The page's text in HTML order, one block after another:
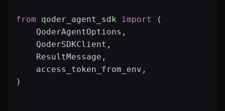
from qoder_agent_sdk import
(
    QoderAgentOptions,
    QoderSDKClient,
    ResultMessage,
    access_token_from_env,
)